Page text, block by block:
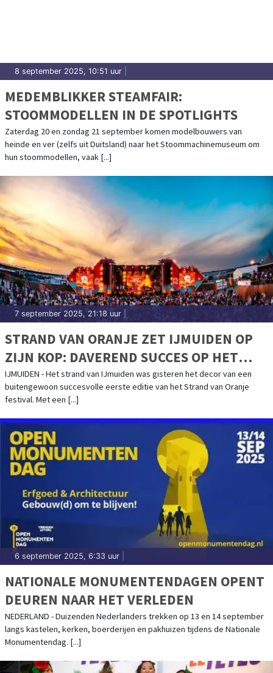
8 september 2025, 10:51 uur
MEDEMBLIKKER STEAMFAIR:
STOOMMODELLEN IN DE SPOTLIGHTS
Zaterdag 20 en zondag 21 september komen modelbouwers van
heinde en ver (zelfs uit Duitsland) naar het Stoommachinemuseum om
hun stoommodellen, vaak [...]
7 september 2025, 21:18 uur
STRAND VAN ORANJE ZET IJMUIDEN OP
ZIJN KOP: DAVEREND SUCCES OP HET
STRAND SMAAKT NAAR MEER, EDITIE 2026
AANGEKONDIGD
IJMUIDEN - Het strand van IJmuiden was gisteren het decor van een
buitengewoon succesvolle eerste editie van het Strand van Oranje
festival. Met een [...]
6 september 2025, 6:33 uur
NATIONALE MONUMENTENDAGEN OPENT
DEUREN NAAR HET VERLEDEN
NEDERLAND - Duizenden Nederlanders trekken op 13 en 14 september
langs kastelen, kerken, boerderijen en pakhuizen tijdens de Nationale
Monumentendag. [...]